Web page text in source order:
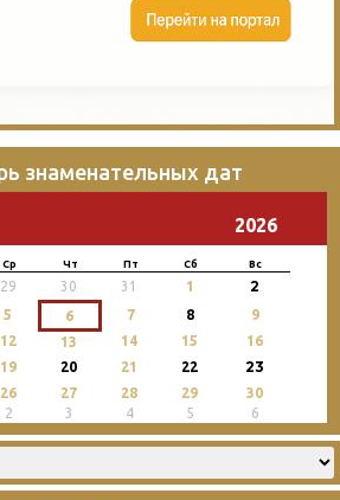
знаменательных дат
2026
Ср Чт Пт Сб Вс
29 30 31 1 2
5 6 7 8
9
12 13 14 15
16
19 20 21 22 23
26 27 28 29
30
2 3 4 5 6